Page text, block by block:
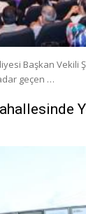
Başkan Vekili
geçen …